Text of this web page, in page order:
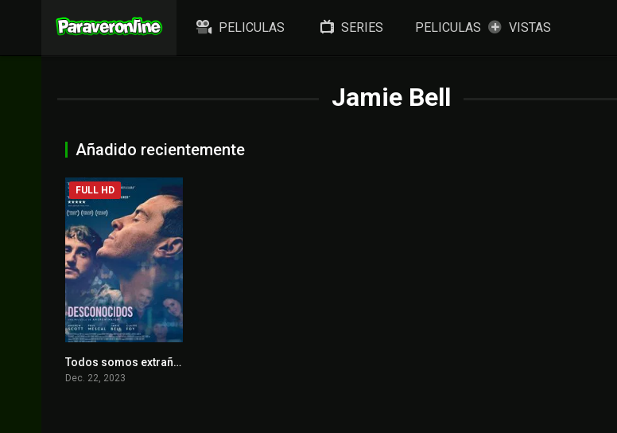
PELICULAS SERIES PELICULAS VISTAS
Jamie Bell
Añadido recientemente
7.9
FULL HD
Todos somos extraños
Dec. 22, 2023